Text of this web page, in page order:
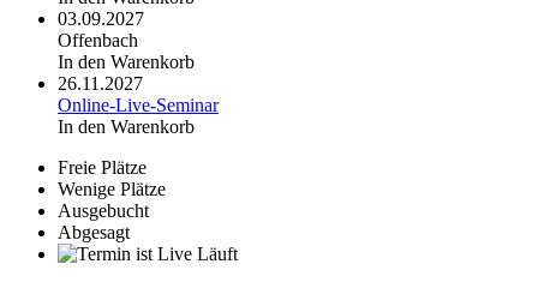
03.09.2027
Offenbach
In den Warenkorb
26.11.2027
Online-Live-Seminar
In den Warenkorb
Freie Plätze
Wenige Plätze
Ausgebucht
Abgesagt
Läuft